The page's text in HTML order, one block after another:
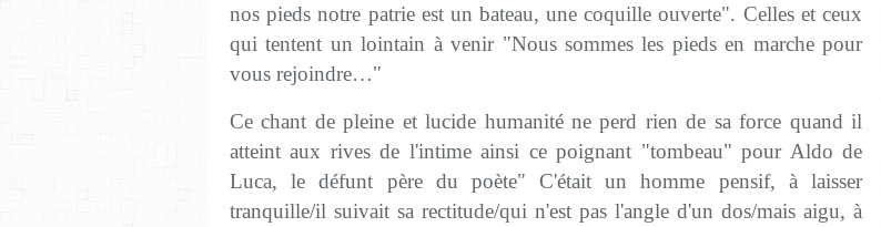
nos pieds notre patrie est un bateau, une coquille ouverte". Celles et ceux
qui tentent un lointain à venir "Nous sommes les pieds en marche pour
vous rejoindre…"
Ce chant de pleine et lucide humanité ne perd rien de sa force quand il
atteint aux rives de l'intime ainsi ce poignant "tombeau" pour Aldo de
Luca, le défunt père du poète" C'était un homme pensif, à laisser
tranquille/il suivait sa rectitude/qui n'est pas l'angle d'un dos/mais aigu, à